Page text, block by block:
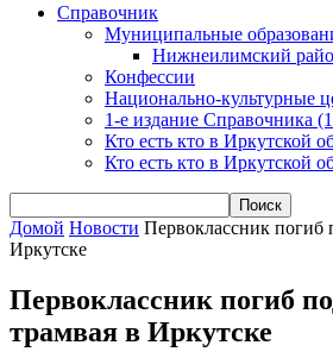
Справочник
Муниципальные
Нижнеилимский
Конфессии
Национально-культурные
1-е издание Справочника
Кто есть кто в Иркутской
Кто есть кто в Иркутской
Домой Новости Первоклассник погиб
Иркутске
Первоклассник погиб
трамвая в Иркутске